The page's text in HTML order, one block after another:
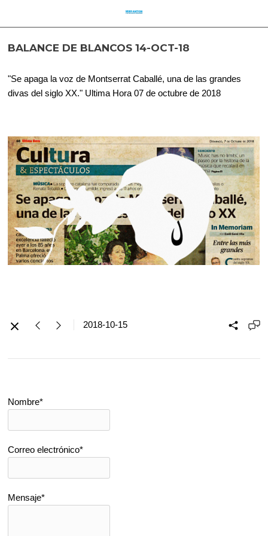
BALANCE DE BLANCOS 14-OCT-18
"Se apaga la voz de Montserrat Caballé, una de las grandes
divas del siglo XX." Ultima Hora 07 de octubre de 2018
2018-10-15
Nombre*
Correo electrónico*
Mensaje*